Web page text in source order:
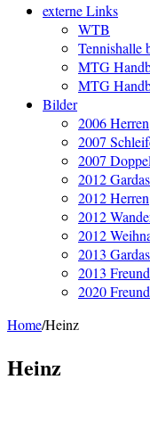
externe Links
WTB
Tennishalle
MTG
MTG
Bilder
2006 Herren
2007
2007
2012
2012 Herren
2012
2012
2013
2013
2020
Home/Heinz
Heinz